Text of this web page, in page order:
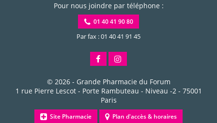
Pour nous joindre par téléphone :
01 40 41 90 80
Par fax : 01 40 41 91 45
© 2026 - Grande Pharmacie du Forum
1 rue Pierre Lescot - Porte Rambuteau - Niveau -2- 75001
Paris
Site Pharmacie Plan d'accès & horaires